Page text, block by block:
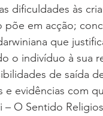
dificuldades às
põe em acção;
que
o indivíduo à sua
de saída
e evidências com
– O Sentido